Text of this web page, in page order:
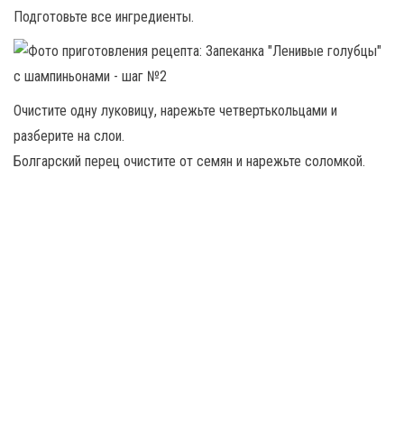
Подготовьте все ингредиенты.
Очистите одну луковицу, нарежьте четвертькольцами и
разберите на слои.
Болгарский перец очистите от семян и нарежьте соломкой.